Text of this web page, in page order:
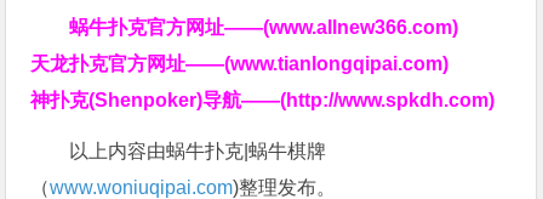
蜗牛扑克官方网址——(www.allnew366.com)
天龙扑克官方网址——(www.tianlongqipai.com)
神扑克(Shenpoker)导航——(http://www.spkdh.com)
以上内容由蜗牛扑克|蜗牛棋牌
（www.woniuqipai.com)整理发布。